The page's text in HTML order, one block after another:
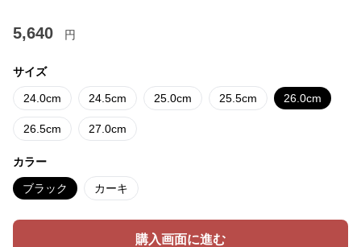
5,640 円
サイズ
24.0cm 24.5cm 25.0cm 25.5cm 26.0cm
26.5cm 27.0cm
カラー
ブラック カーキ
購入画面に進む